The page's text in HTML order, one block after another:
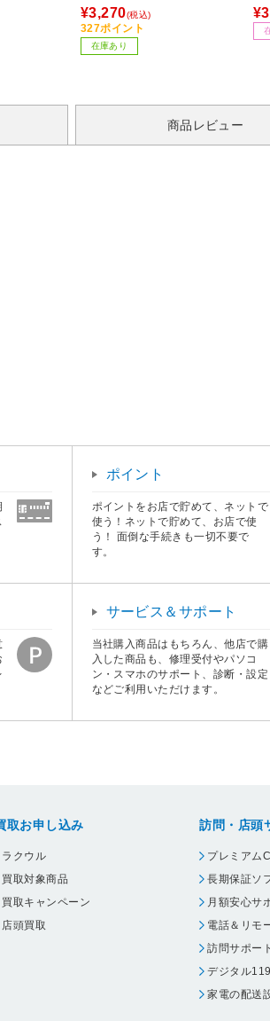
HEM30
¥3,270(税込)
327ポイント
在庫あり
商品レビュー
ポイント
ポイントをお店で貯めて、ネットで
使う！ネットで貯めて、お店で使
う！ 面倒な手続きも一切不要で
す。
サービス＆サポート
当社購入商品はもちろん、他店で購
入した商品も、修理受付やパソコ
ン・スマホのサポート、診断・設定
などご利用いただけます。
取お申し込み
ラクウル
買取対象商品
買取キャンペーン
店頭買取
訪問・店頭
プレミアム
長期保証ソ
月額安心サ
電話＆リモ
訪問サポート
デジタル119
家電の配送